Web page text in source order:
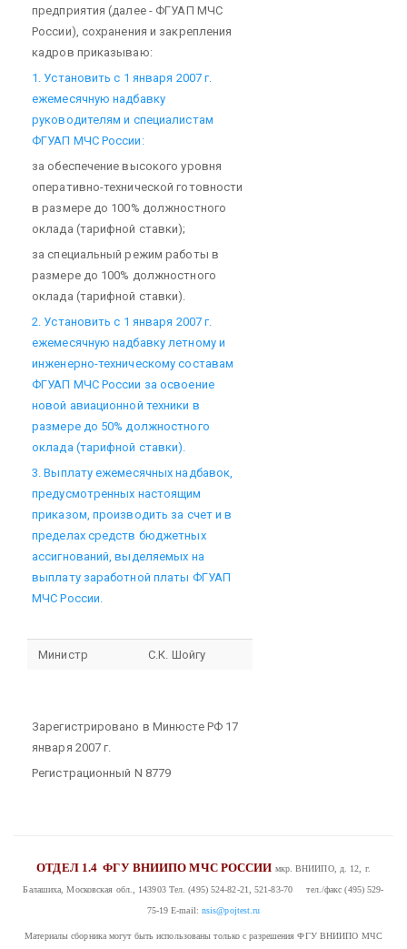
предприятия (далее - ФГУАП МЧС
России), сохранения и закрепления
кадров приказываю:
1. Установить с 1 января 2007 г.
ежемесячную надбавку
руководителям и специалистам
ФГУАП МЧС России:
за обеспечение высокого уровня
оперативно-технической готовности
в размере до 100% должностного
оклада (тарифной ставки);
за специальный режим работы в
размере до 100% должностного
оклада (тарифной ставки).
2. Установить с 1 января 2007 г.
ежемесячную надбавку летному и
инженерно-техническому составам
ФГУАП МЧС России за освоение
новой авиационной техники в
размере до 50% должностного
оклада (тарифной ставки).
3. Выплату ежемесячных надбавок,
предусмотренных настоящим
приказом, производить за счет и в
пределах средств бюджетных
ассигнований, выделяемых на
выплату заработной платы ФГУАП
МЧС России.
Министр С.К. Шойгу
Зарегистрировано в Минюсте РФ 17
января 2007 г.
Регистрационный N 8779
ОТДЕЛ 1.4ФГУ ВНИИПО МЧС РОССИИ мкр. ВНИИПО, д. 12, г.
Балашиха, Московская обл., 143903Тел. (495) 524-82-21, 521-83-70 тел./факс (495) 529-
75-19 E-mail: nsis@pojtest.ru
Материалы сборника могут быть использованы только с разрешения ФГУ ВНИИПО МЧС